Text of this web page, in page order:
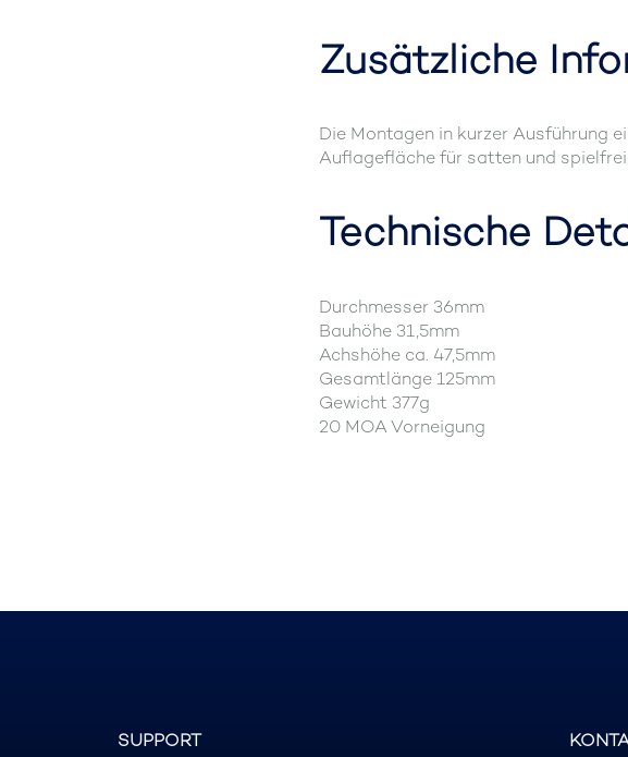
Zusätzliche
Die Montagen in kurzer Ausführung
Auflagefläche für satten und
Technische
Durchmesser 36mm
Bauhöhe 31,5mm
Achshöhe ca. 47,5mm
Gesamtlänge 125mm
Gewicht 377g
20 MOA Vorneigung
SUPPORT